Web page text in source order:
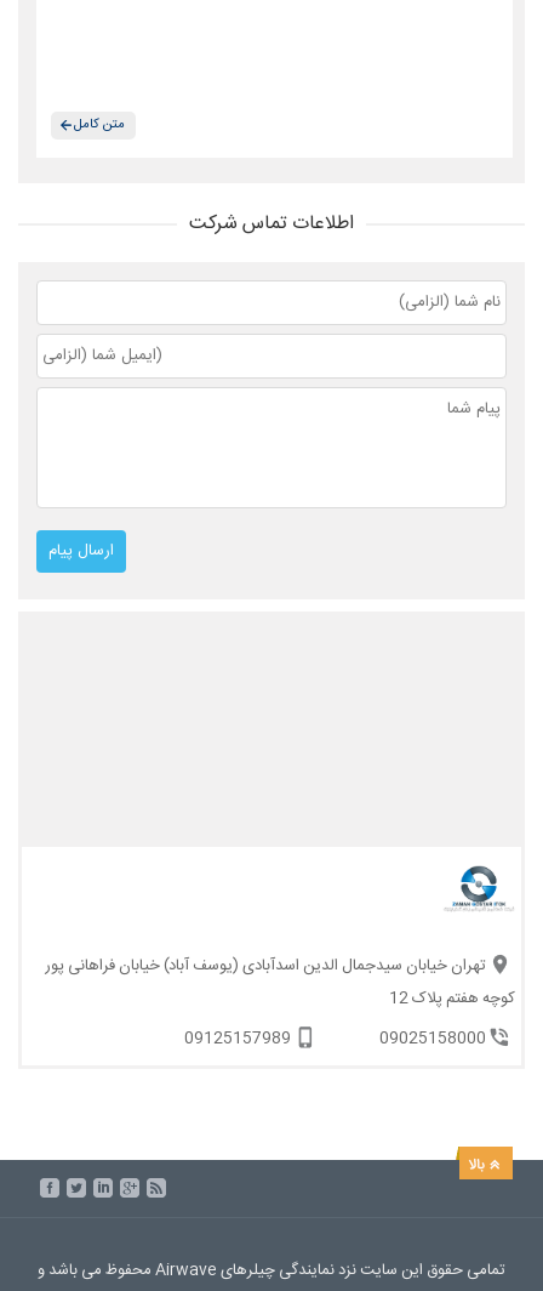
متن کامل
اطلاعات تماس شرکت
تهران خیابان سیدجمال الدین اسدآبادی (یوسف آباد) خیابان فراهانی پور
کوچه هفتم پلاک 12
09025158000
09125157989
تمامی حقوق این سایت نزد نمایندگی چیلرهای Airwave محفوظ می باشد و